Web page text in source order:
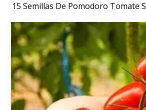
15 Semillas De Pomodoro Tomate